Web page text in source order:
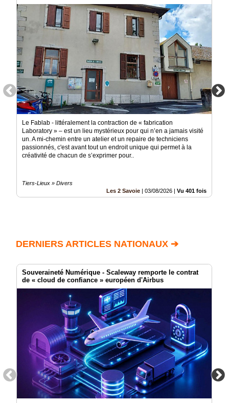
Le Fablab - littéralement la contraction de « fabrication
Laboratory » – est un lieu mystérieux pour qui n’en a jamais visité
un. A mi-chemin entre un atelier et un repaire de techniciens
passionnés, c'est avant tout un endroit unique qui permet à la
créativité de chacun de s’exprimer pour..
Tiers-Lieux » Divers
Les 2 Savoie | 03/08/2026 | Vu 401 fois
DERNIERS ARTICLES NATIONAUX ➔
Souveraineté Numérique - Scaleway remporte le contrat
de « cloud de confiance » européen d'Airbus